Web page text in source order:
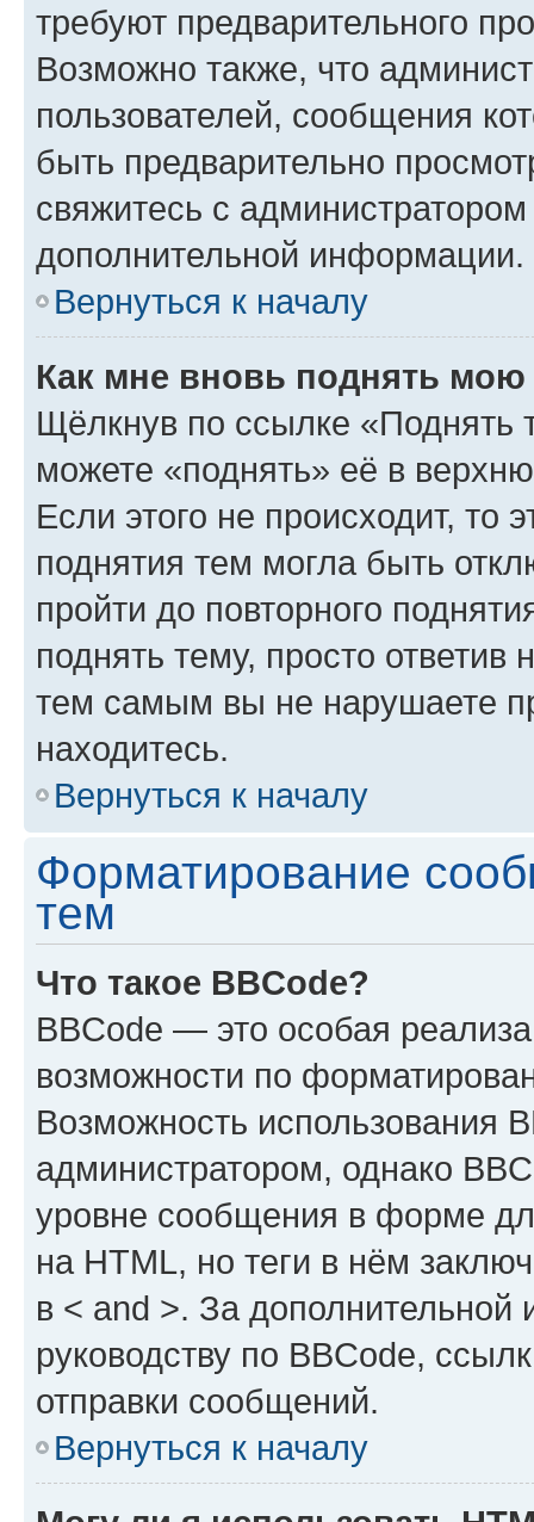
требуют предварительного
Возможно также, что
пользователей, сообщения
быть предварительно
свяжитесь с
дополнительной информации.
Вернуться к началу
Как мне вновь поднять мою
Щёлкнув по ссылке «Поднять
можете «поднять» её в
Если этого не происходит, то
поднятия тем могла быть
пройти до повторного
поднять тему, просто ответив
тем самым вы не нарушаете
находитесь.
Вернуться к началу
Форматирование
тем
Что такое BBCode?
BBCode — это особая
возможности по
Возможность использования
администратором, однако
уровне сообщения в форме
на HTML, но теги в нём
в < and >. За
руководству по BBCode,
отправки сообщений.
Вернуться к началу